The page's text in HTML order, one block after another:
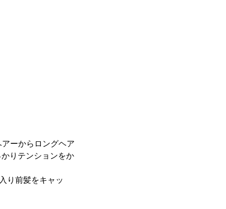
ーからロングヘア
りテンションをか
り前髪をキャッ